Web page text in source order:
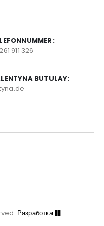
911 326
BUTULAY:
Разработка Semsait